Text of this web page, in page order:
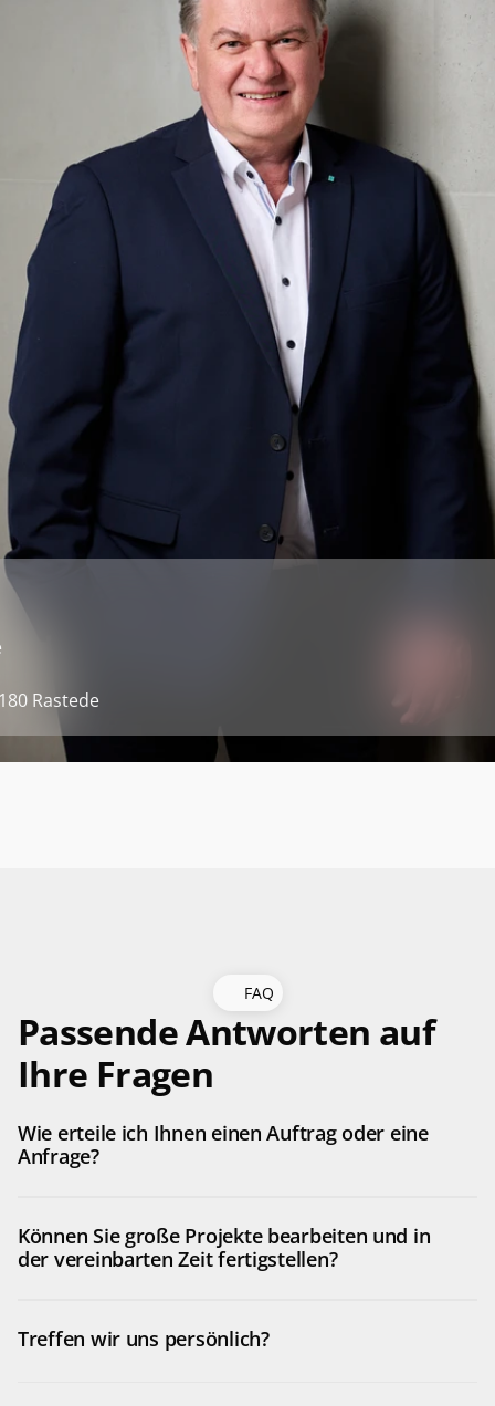
Rastede
FAQ
Passende Antworten auf
Ihre Fragen
Wie erteile ich Ihnen einen Auftrag oder eine
Anfrage?
Können Sie große Projekte bearbeiten und in
der vereinbarten Zeit fertigstellen?
Treffen wir uns persönlich?